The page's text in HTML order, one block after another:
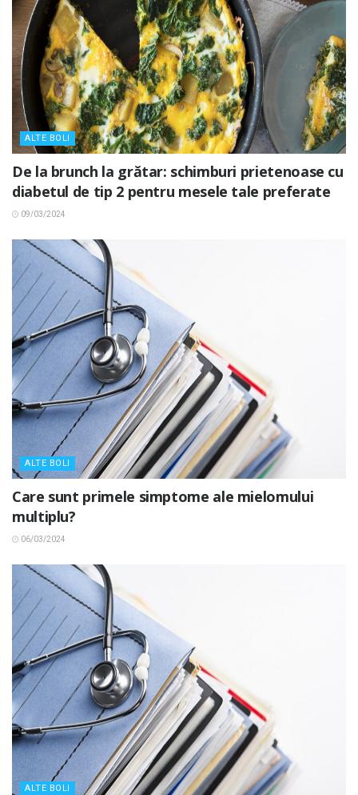
ALTE BOLI
De la brunch la grătar: schimburi prietenoase cu
diabetul de tip 2 pentru mesele tale preferate
09/03/2024
ALTE BOLI
Care sunt primele simptome ale mielomului
multiplu?
06/03/2024
ALTE BOLI